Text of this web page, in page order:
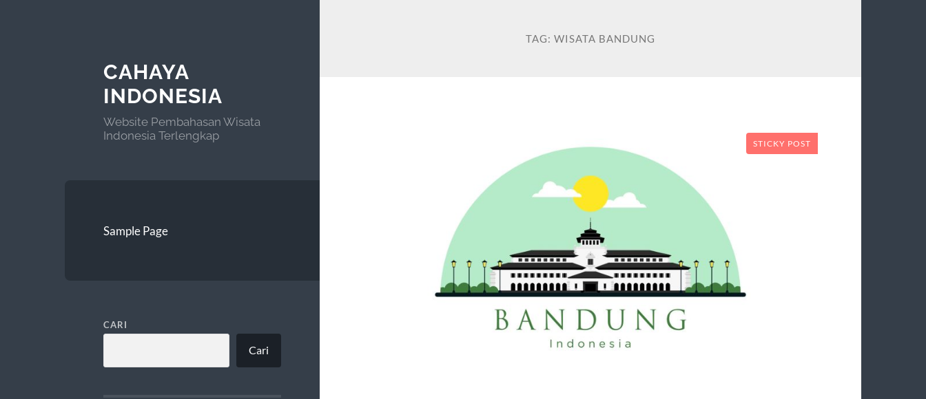
CAHAYA
INDONESIA
Website Pembahasan Wisata
Indonesia Terlengkap
Sample Page
CARI
Cari
TAG: WISATA BANDUNG
STICKY POST